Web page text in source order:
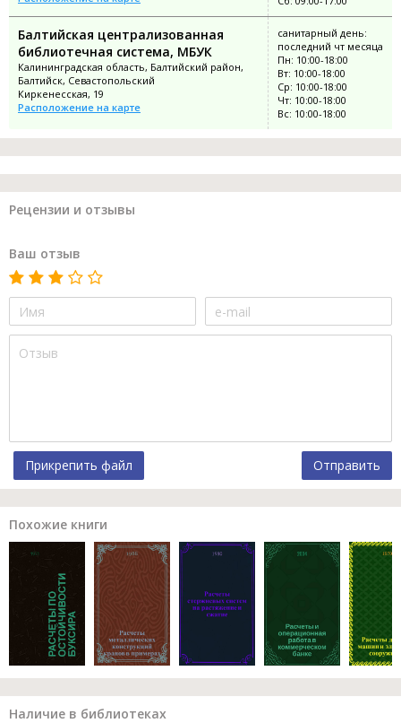
Балтийская централизованная
библиотечная система, МБУК
Калининградская область, Балтийский район,
Балтийск, Севастопольский
Киркенесская, 19
Расположение на карте
санитарный день:
последний чт месяца
Пн: 10:00-18:00
Вт: 10:00-18:00
Ср: 10:00-18:00
Чт: 10:00-18:00
Вс: 10:00-18:00
Рецензии и отзывы
Ваш отзыв
Прикрепить файл Отправить
Похожие книги
Наличие в библиотеках